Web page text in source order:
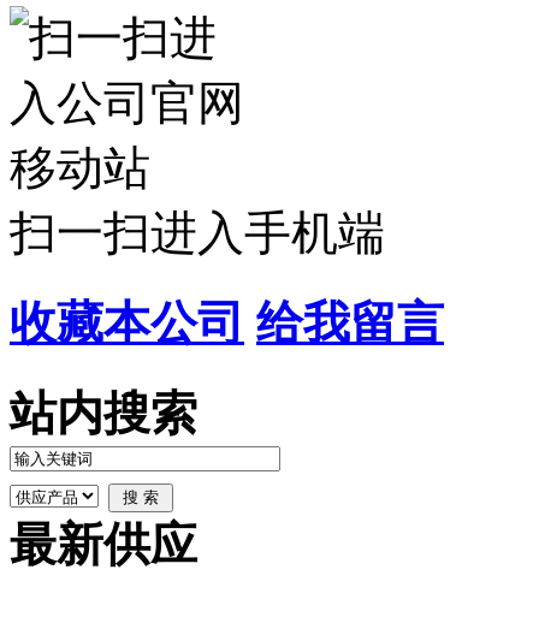
扫一扫进入手机端
收藏本公司 给我留言
站内搜索
最新供应